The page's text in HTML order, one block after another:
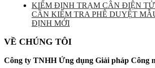
KIỂM ĐỊNH TRẠM CÂN ĐIỆN
CẦN KIỂM TRA PHÊ DUYỆT
ĐỊNH MỚI
VỀ CHÚNG TÔI
Công ty TNHH Ứng dụng Giải pháp Công